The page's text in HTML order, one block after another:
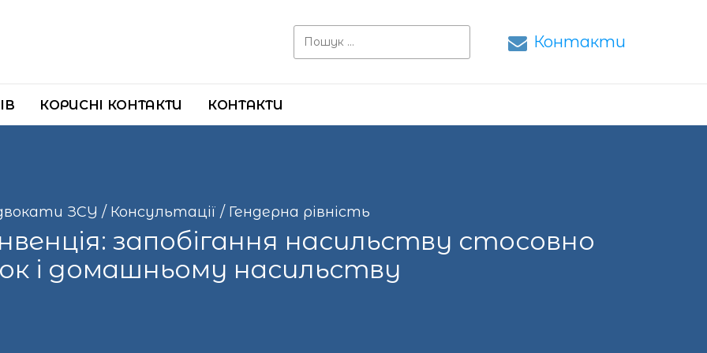
КОРИСНІ КОНТАКТИ КОНТАКТИ
Контакти
запобігання насильству стосовно
і домашньому насильству
ЗСУ / Консультації / Гендерна рівність